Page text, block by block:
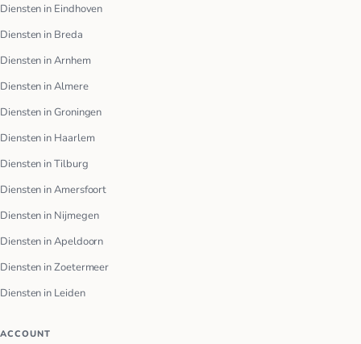
Diensten in Eindhoven
Diensten in Breda
Diensten in Arnhem
Diensten in Almere
Diensten in Groningen
Diensten in Haarlem
Diensten in Tilburg
Diensten in Amersfoort
Diensten in Nijmegen
Diensten in Apeldoorn
Diensten in Zoetermeer
Diensten in Leiden
ACCOUNT